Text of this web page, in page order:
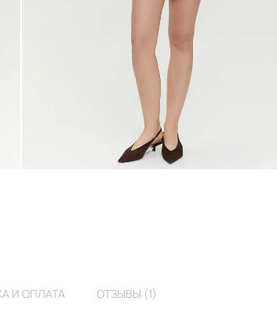
И ОПЛАТА ОТЗЫВЫ (1)